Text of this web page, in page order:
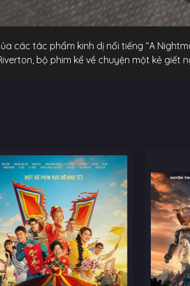
các tác phẩm kinh dị nổi tiếng “A
bộ phim kể về chuyện một kẻ giết